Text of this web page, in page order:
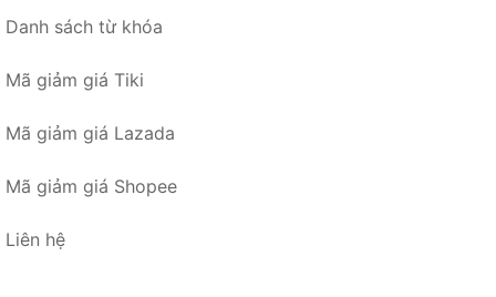
Danh sách từ khóa
Mã giảm giá Tiki
Mã giảm giá Lazada
Mã giảm giá Shopee
Liên hệ